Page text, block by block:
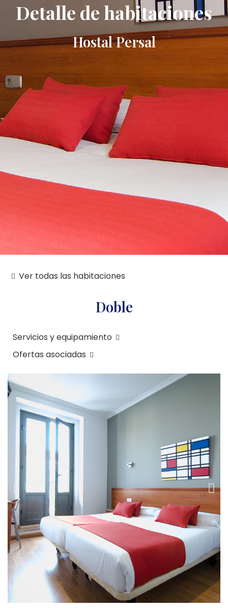
ES
Detalle de habitaciones
Hostal Persal
Ver todas las habitaciones
Doble
Servicios y equipamiento
Ofertas asociadas